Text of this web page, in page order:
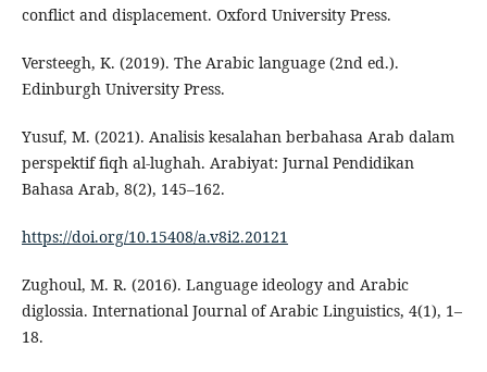
conflict and displacement. Oxford University Press.
Versteegh, K. (2019). The Arabic language (2nd ed.).
Edinburgh University Press.
Yusuf, M. (2021). Analisis kesalahan berbahasa Arab dalam
perspektif fiqh al-lughah. Arabiyat: Jurnal Pendidikan
Bahasa Arab, 8(2), 145–162.
https://doi.org/10.15408/a.v8i2.20121
Zughoul, M. R. (2016). Language ideology and Arabic
diglossia. International Journal of Arabic Linguistics, 4(1), 1–
18.